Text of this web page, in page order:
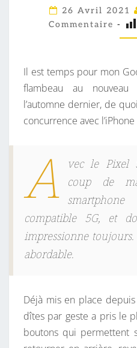
E
26 Avril 2021
Commentaire -
Il est temps pour mon
flambeau au
l’automne dernier, de
concurrence avec
A vec le Pixel
coup de
compatible 5G, et
impressionne
abordable.
Déjà mis en place
dîtes par geste a pris le
boutons qui permettent